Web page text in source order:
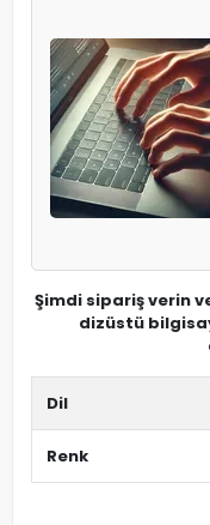
Şimdi sipariş verin
dizüstü
Dil
Renk